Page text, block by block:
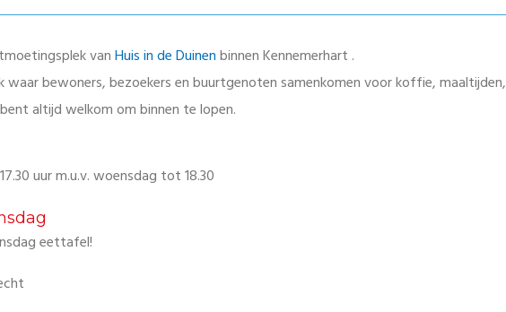
vanHuis in de Duinenbinnen Kennemerhart .
waar bewoners, bezoekers en buurtgenoten samenkomen voor koffie, maaltijden,
altijd welkom om binnen te lopen.
uur m.u.v. woensdag tot 18.30
eettafel!